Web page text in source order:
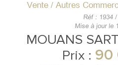
Vente / Autres
Réf : 1934
Mise à jour le
MOUANS
Prix : 90